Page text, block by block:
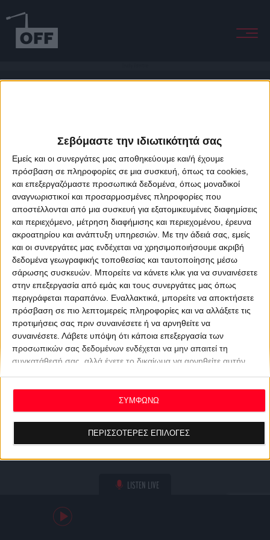
Σεβόμαστε την ιδιωτικότητά σας
Εμείς και οι συνεργάτες μας αποθηκεύουμε και/ή έχουμε
πρόσβαση σε πληροφορίες σε μια συσκευή, όπως τα cookies,
και επεξεργαζόμαστε προσωπικά δεδομένα, όπως μοναδικοί
αναγνωριστικοί και προσαρμοσμένες πληροφορίες που
αποστέλλονται από μια συσκευή για εξατομικευμένες διαφημίσεις
και περιεχόμενο, μέτρηση διαφήμισης και περιεχομένου, έρευνα
ακροατηρίου και ανάπτυξη υπηρεσιών. Με την άδειά σας, εμείς
και οι συνεργάτες μας ενδέχεται να χρησιμοποιήσουμε ακριβή
δεδομένα γεωγραφικής τοποθεσίας και ταυτοποίησης μέσω
σάρωσης συσκευών. Μπορείτε να κάνετε κλικ για να συναινέσετε
στην επεξεργασία από εμάς και τους συνεργάτες μας όπως
περιγράφεται παραπάνω. Εναλλακτικά, μπορείτε να αποκτήσετε
πρόσβαση σε πιο λεπτομερείς πληροφορίες και να αλλάξετε τις
προτιμήσεις σας πριν συναινέσετε ή να αρνηθείτε να
συναινέσετε. Λάβετε υπόψη ότι κάποια επεξεργασία των
προσωπικών σας δεδομένων ενδέχεται να μην απαιτεί τη
συγκατάθεσή σας, αλλά έχετε το δικαίωμα να αρνηθείτε αυτήν
ανακαλέσετε τη συγκατάθεσή σας ανά πάσα στιγμή
επιστρέφοντας σε αυτόν τον ιστότοπο και κάνοντας κλικ στο
κουμπί "Απορρήτου" στο κάτω μέρος της ιστοσελίδας.
ΠΕΡΙΣΣΟΤΕΡΕΣ ΕΠΙΛΟΓΕΣ
ΣΥΜΦΩΝΩ
LISTEN LIVE
About Offradio Business Class Terms & Conditions
Privacy Policy
Designed & developed byporcupine colors&Fotis Alexandrou